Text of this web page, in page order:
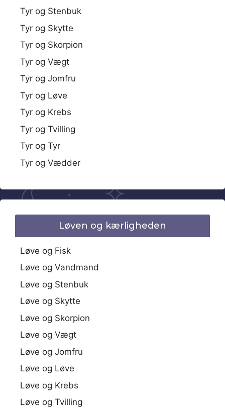
Tyr og Stenbuk
Tyr og Skytte
Tyr og Skorpion
Tyr og Vægt
Tyr og Jomfru
Tyr og Løve
Tyr og Krebs
Tyr og Tvilling
Tyr og Tyr
Tyr og Vædder
Løven og kærligheden
Løve og Fisk
Løve og Vandmand
Løve og Stenbuk
Løve og Skytte
Løve og Skorpion
Løve og Vægt
Løve og Jomfru
Løve og Løve
Løve og Krebs
Løve og Tvilling